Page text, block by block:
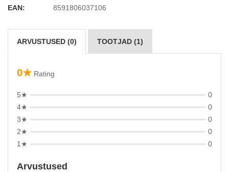
EAN:
8591806037106
ARVUSTUSED (0) TOOTJAD (1)
0★ Rating
5★
0
4★
0
3★
0
2★
0
1★
0
Arvustused